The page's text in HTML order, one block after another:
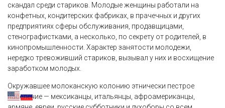
скандал среди стариков. Молодые женщины работали на
конфетных, кондитерских фабриках, в прачечных и других
предприятиях сферы обслуживания, продавщицами,
стенографистками, а несколько, по секрету от родителей, в
кинопромышленности. Характер занятости молодежи,
нередко тревоживший стариков, вызывал у них и восхищение
заработком молодых.
Окружавшее молоканскую колонию этнически пестрое
население — мексиканцы, итальянцы, афроамериканцы,